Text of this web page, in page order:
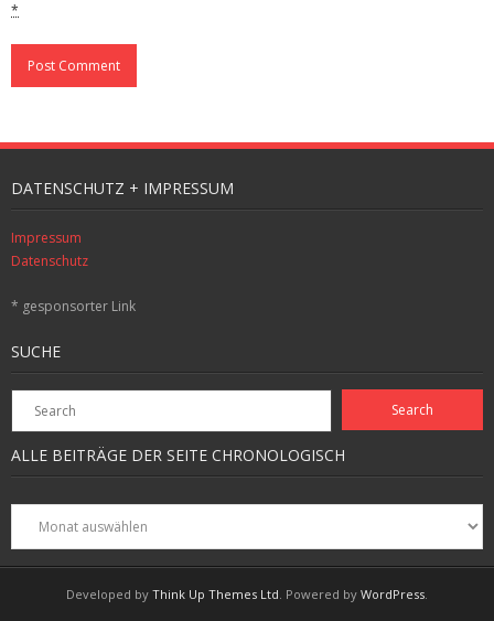
*
DATENSCHUTZ + IMPRESSUM
Impressum
Datenschutz
* gesponsorter Link
SUCHE
ALLE BEITRÄGE DER SEITE CHRONOLOGISCH
Alle
Beiträge
der
Seite
chronologischDeveloped by Think Up Themes Ltd. Powered by WordPress.